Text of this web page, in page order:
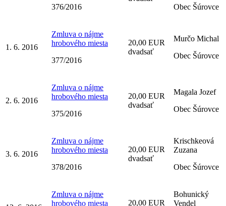
376/2016
Obec Šúrovce
1. 6. 2016
Zmluva o nájme
hrobového miesta
377/2016
20,00 EUR
dvadsať
Murčo Michal
Obec Šúrovce
2. 6. 2016
Zmluva o nájme
hrobového miesta
375/2016
20,00 EUR
dvadsať
Magala Jozef
Obec Šúrovce
3. 6. 2016
Zmluva o nájme
hrobového miesta
378/2016
20,00 EUR
dvadsať
Krischkeová
Zuzana
Obec Šúrovce
Zmluva o nájme
hrobového miesta
20,00 EUR
Bohunický
Vendel